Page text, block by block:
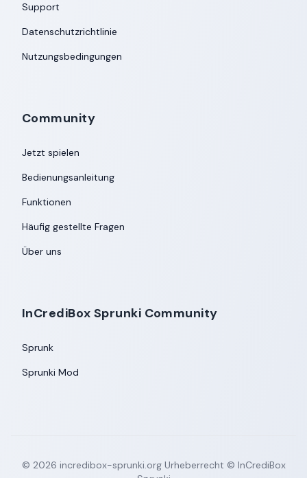
Support
Datenschutzrichtlinie
Nutzungsbedingungen
Community
Jetzt spielen
Bedienungsanleitung
Funktionen
Häufig gestellte Fragen
Über uns
InCrediBox Sprunki Community
Sprunk
Sprunki Mod
© 2026 incredibox-sprunki.org Urheberrecht © InCrediBox